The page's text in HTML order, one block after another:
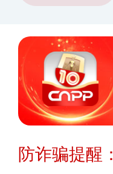
防诈骗提醒